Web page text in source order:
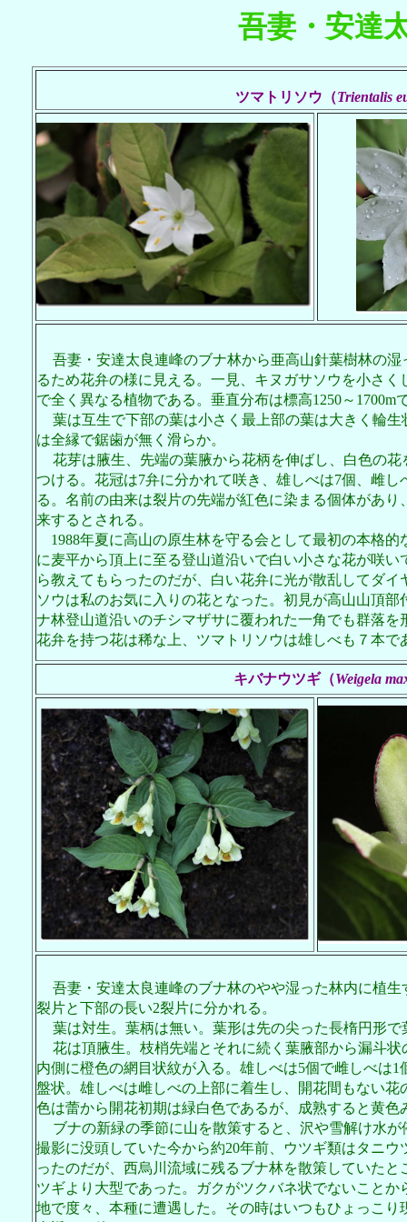
吾妻・安達
ツマトリソウ （Trientalis
吾妻・安達太良連峰のブナ林から亜高山針葉樹林の
るため花弁の様に見える。一見、キヌガサソウを小さ
で全く異なる植物である。垂直分布は標高1250～ 1700m
葉は互生で下部の葉は小さく最上部の葉は大きく輪
は全縁で鋸歯が無く滑らか。
花芽は腋生、先端の葉腋から花柄を伸ばし、白色の花
つける。花冠は7弁に分かれて咲き、雄しべは7個、雌し
る。名前の由来は裂片の先端が紅色に染まる個体があ
来するとされる。
1988年夏に高山の原生林を守る会として最初の本格的
に麦平から頂上に至る登山道沿いで白い小さな花が咲
ら教えてもらったのだが、白い花弁に光が散乱してダ
ソウは私のお気に入りの花となった。初見が高山山頂
ナ林登山道沿いのチシマザサに覆われた一角でも群落
花弁を持つ花は稀な上、ツマトリソウは雄しべも７本
キバナウツギ（Weigela
吾妻・安達太良連峰のブナ林のやや湿った林内に植
裂片と下部の長い2裂片に分かれる。
葉は対生。葉柄は無い。葉形は先の尖った長楕円形
花は頂腋生。枝梢先端とそれに続く葉腋部から漏斗状
内側に橙色の網目状紋が入る。雄しべは5個で雌しべは1
盤状。雄しべは雌しべの上部に着生し、開花間もない
色は蕾から開花初期は緑白色であるが、成熟すると黄
ブナの新緑の季節に山を散策すると、沢や雪解け水
撮影に没頭していた今から約20年前、ウツギ類はタニウ
ったのだが、西烏川流域に残るブナ林を散策していた
ツギより大型であった。ガクがツクバネ状でないこと
地で度々、本種に遭遇した。その時はいつもひょっこ